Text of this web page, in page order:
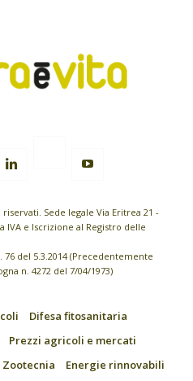
Sede legale Via Eritrea 21 -
IVA e Iscrizione al Registro delle
del 5.3.2014 (Precedentemente
n. 4272 del 7/04/1973)
Difesa fitosanitaria
Prezzi agricoli e mercati
Zootecnia
Energie rinnovabili